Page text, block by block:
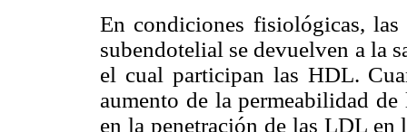
En condiciones fisiológicas,
subendotelial se devuelven a la
el cual participan las HDL.
aumento de la permeabilidad
en la penetración de las LDL en